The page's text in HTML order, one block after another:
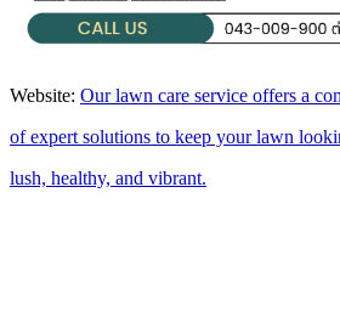
Website: Our lawn care service offers a
of expert solutions to keep your lawn
lush, healthy, and vibrant.